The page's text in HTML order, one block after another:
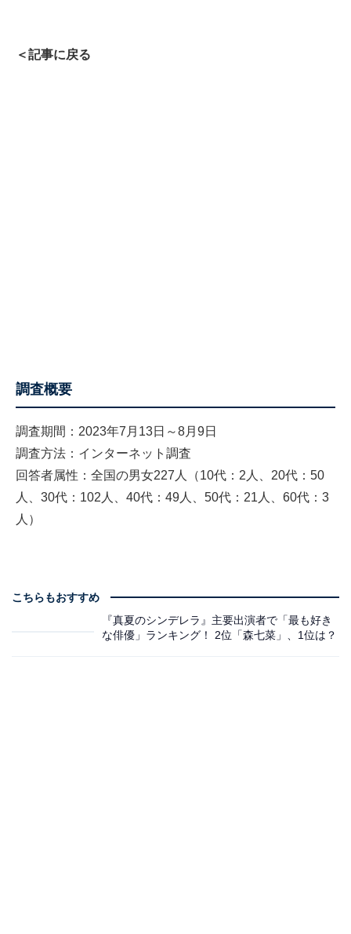
＜記事に戻る
調査概要
調査期間：2023年7月13日～8月9日
調査方法：インターネット調査
回答者属性：全国の男女227人（10代：2人、20代：50
人、30代：102人、40代：49人、50代：21人、60代：3
人）
こちらもおすすめ
『真夏のシンデレラ』主要出演者で「最も好き
な俳優」ランキング！ 2位「森七菜」、1位は？